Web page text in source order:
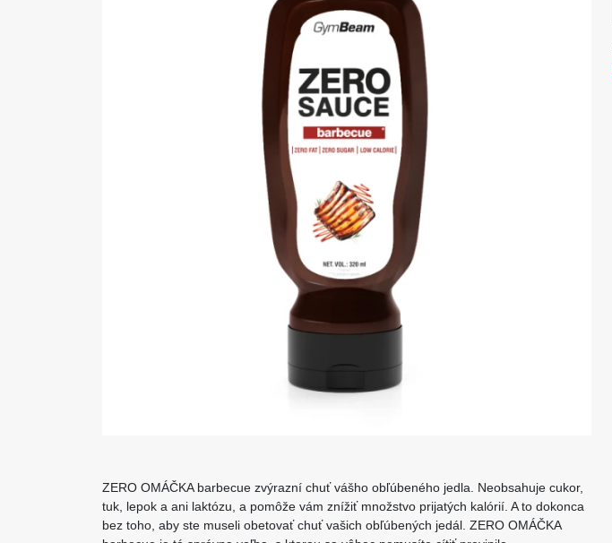
ZERO OMÁČKA barbecue zvýrazní chuť vášho obľúbeného jedla. Neobsahuje cukor,
tuk, lepok a ani laktózu, a pomôže vám znížiť množstvo prijatých kalórií. A to dokonca
bez toho, aby ste museli obetovať chuť vašich obľúbených jedál. ZERO OMÁČKA